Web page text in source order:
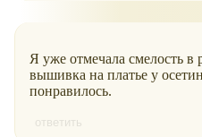
Я уже отмечала смелость в
вышивка на платье у
понравилось.
ответить